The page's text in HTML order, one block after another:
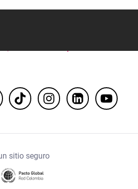
sitio seguro